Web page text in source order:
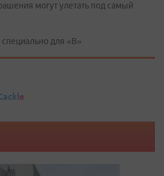
могут улетать под самый
для «В»
e